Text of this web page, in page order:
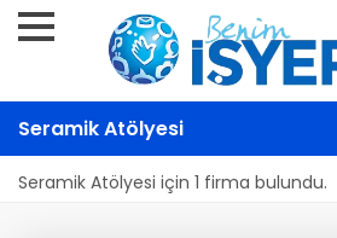
Seramik Atölyesi
Seramik Atölyesi için 1 firma bulundu.